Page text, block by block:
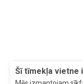
Šī tīmekļa vietne